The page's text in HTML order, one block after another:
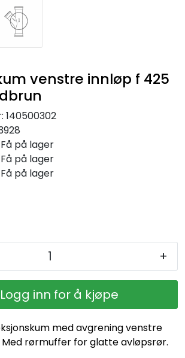
venstre innløp f 425
140500302
Få på lager
Få på lager
Få på lager
+
Logg inn for å kjøpe
med avgrening venstre
rørmuffer for glatte avløpsrør.